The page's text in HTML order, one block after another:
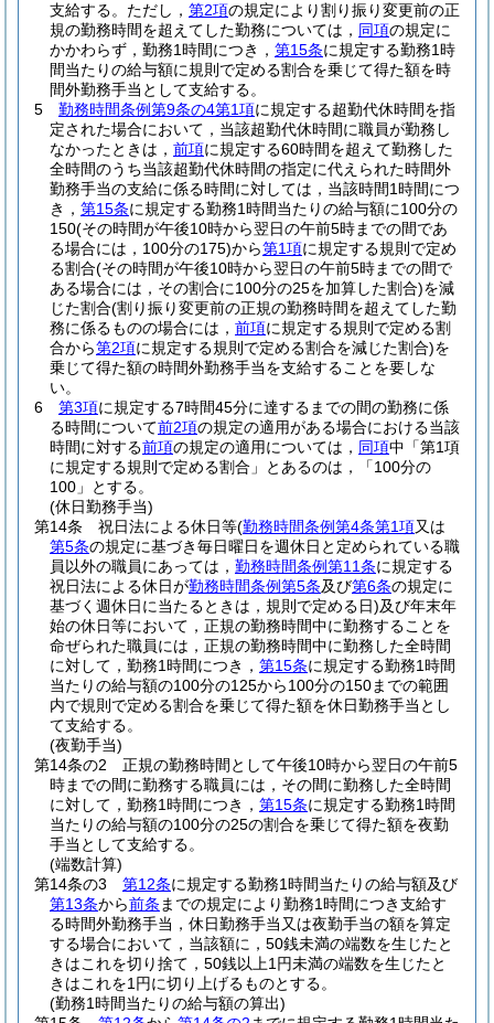
支給する。 ただし， 第2項の規定により割り振り変更前の正
規の勤務時間を超えてした勤務については， 同項の規定に
かかわらず，勤務1時間につき， 第15条に規定する勤務1時
間当たりの給与額に規則で定める割合を乗じて得た額を時
間外勤務手当として支給する。
5
勤務時間条例第9条の4第1項に規定する超勤代休時間を指
定された場合において，当該超勤代休時間に職員が勤務し
なかったときは， 前項に規定する60時間を超えて勤務した
全時間のうち当該超勤代休時間の指定に代えられた時間外
勤務手当の支給に係る時間に対しては，当該時間1時間につ
き， 第15条に規定する勤務1時間当たりの給与額に100分の
150(その時間が午後10時から翌日の午前5時までの間であ
る場合には，100分の175)から第1項に規定する規則で定め
る割合(その時間が午後10時から翌日の午前5時までの間で
ある場合には，その割合に100分の25を加算した割合)を減
じた割合(割り振り変更前の正規の勤務時間を超えてした勤
務に係るものの場合には， 前項に規定する規則で定める割
合から第2項に規定する規則で定める割合を減じた割合)を
乗じて得た額の時間外勤務手当を支給することを要しな
い。
6
第3項に規定する7時間45分に達するまでの間の勤務に係
る時間について前2項の規定の適用がある場合における当該
時間に対する前項の規定の適用については， 同項中「第1項
に規定する規則で定める割合」とあるのは，「100分の
100」とする。
(休日勤務手当)
第14条
祝日法による休日等(勤務時間条例第4条第1項又は
第5条の規定に基づき毎日曜日を週休日と定められている職
員以外の職員にあっては， 勤務時間条例第11条に規定する
祝日法による休日が勤務時間条例第5条及び第6条の規定に
基づく週休日に当たるときは，規則で定める日)及び年末年
始の休日等において，正規の勤務時間中に勤務することを
命ぜられた職員には，正規の勤務時間中に勤務した全時間
に対して，勤務1時間につき， 第15条に規定する勤務1時間
当たりの給与額の100分の125から100分の150までの範囲
内で規則で定める割合を乗じて得た額を休日勤務手当とし
て支給する。
(夜勤手当)
第14条の2
正規の勤務時間として午後10時から翌日の午前5
時までの間に勤務する職員には，その間に勤務した全時間
に対して，勤務1時間につき， 第15条に規定する勤務1時間
当たりの給与額の100分の25の割合を乗じて得た額を夜勤
手当として支給する。
(端数計算)
第14条の3
第12条に規定する勤務1時間当たりの給与額及び
第13条から前条 までの規定により勤務1時間につき支給す
る時間外勤務手当，休日勤務手当又は夜勤手当の額を算定
する場合において，当該額に，50銭未満の端数を生じたと
きはこれを切り捨て，50銭以上1円未満の端数を生じたと
きはこれを1円に切り上げるものとする。
(勤務1時間当たりの給与額の算出)